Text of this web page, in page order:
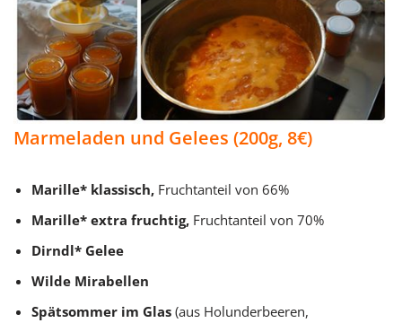
Marmeladen und Gelees (200g, 8€)
Marille* klassisch, Fruchtanteil von 66%
Marille* extra fruchtig, Fruchtanteil von 70%
Dirndl* Gelee
Wilde Mirabellen
Spätsommer im Glas (aus Holunderbeeren,